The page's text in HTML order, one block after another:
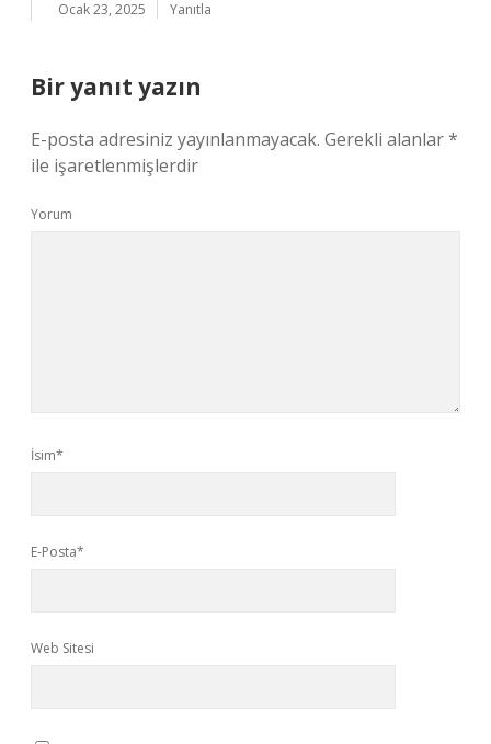
Ocak 23, 2025 Yanıtla
Bir yanıt yazın
E-posta adresiniz yayınlanmayacak. Gerekli alanlar*
ile işaretlenmişlerdir
Yorum
İsim*
E-Posta*
Web Sitesi